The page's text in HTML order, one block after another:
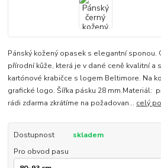
Pánský kožený opasek s elegantní sponou.
přírodní kůže, která je v dané ceně kvalitní a
kartónové krabičce s logem Beltimore. Na
grafické logo. Šířka pásku 28 mm.Materiál:
rádi zdarma zkrátíme na požadovan... celý
Dostupnost
skladem
Pro obvod pasu